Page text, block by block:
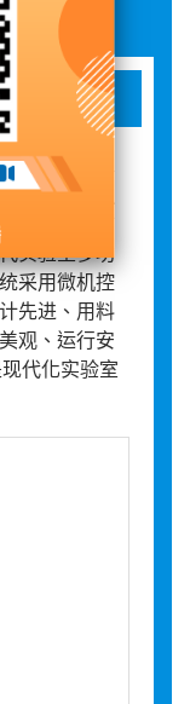
机
体科研技术
用仪器、通
基础上，结
实验室多功
采用微机控
先进、用料
观、运行安
代化实验室